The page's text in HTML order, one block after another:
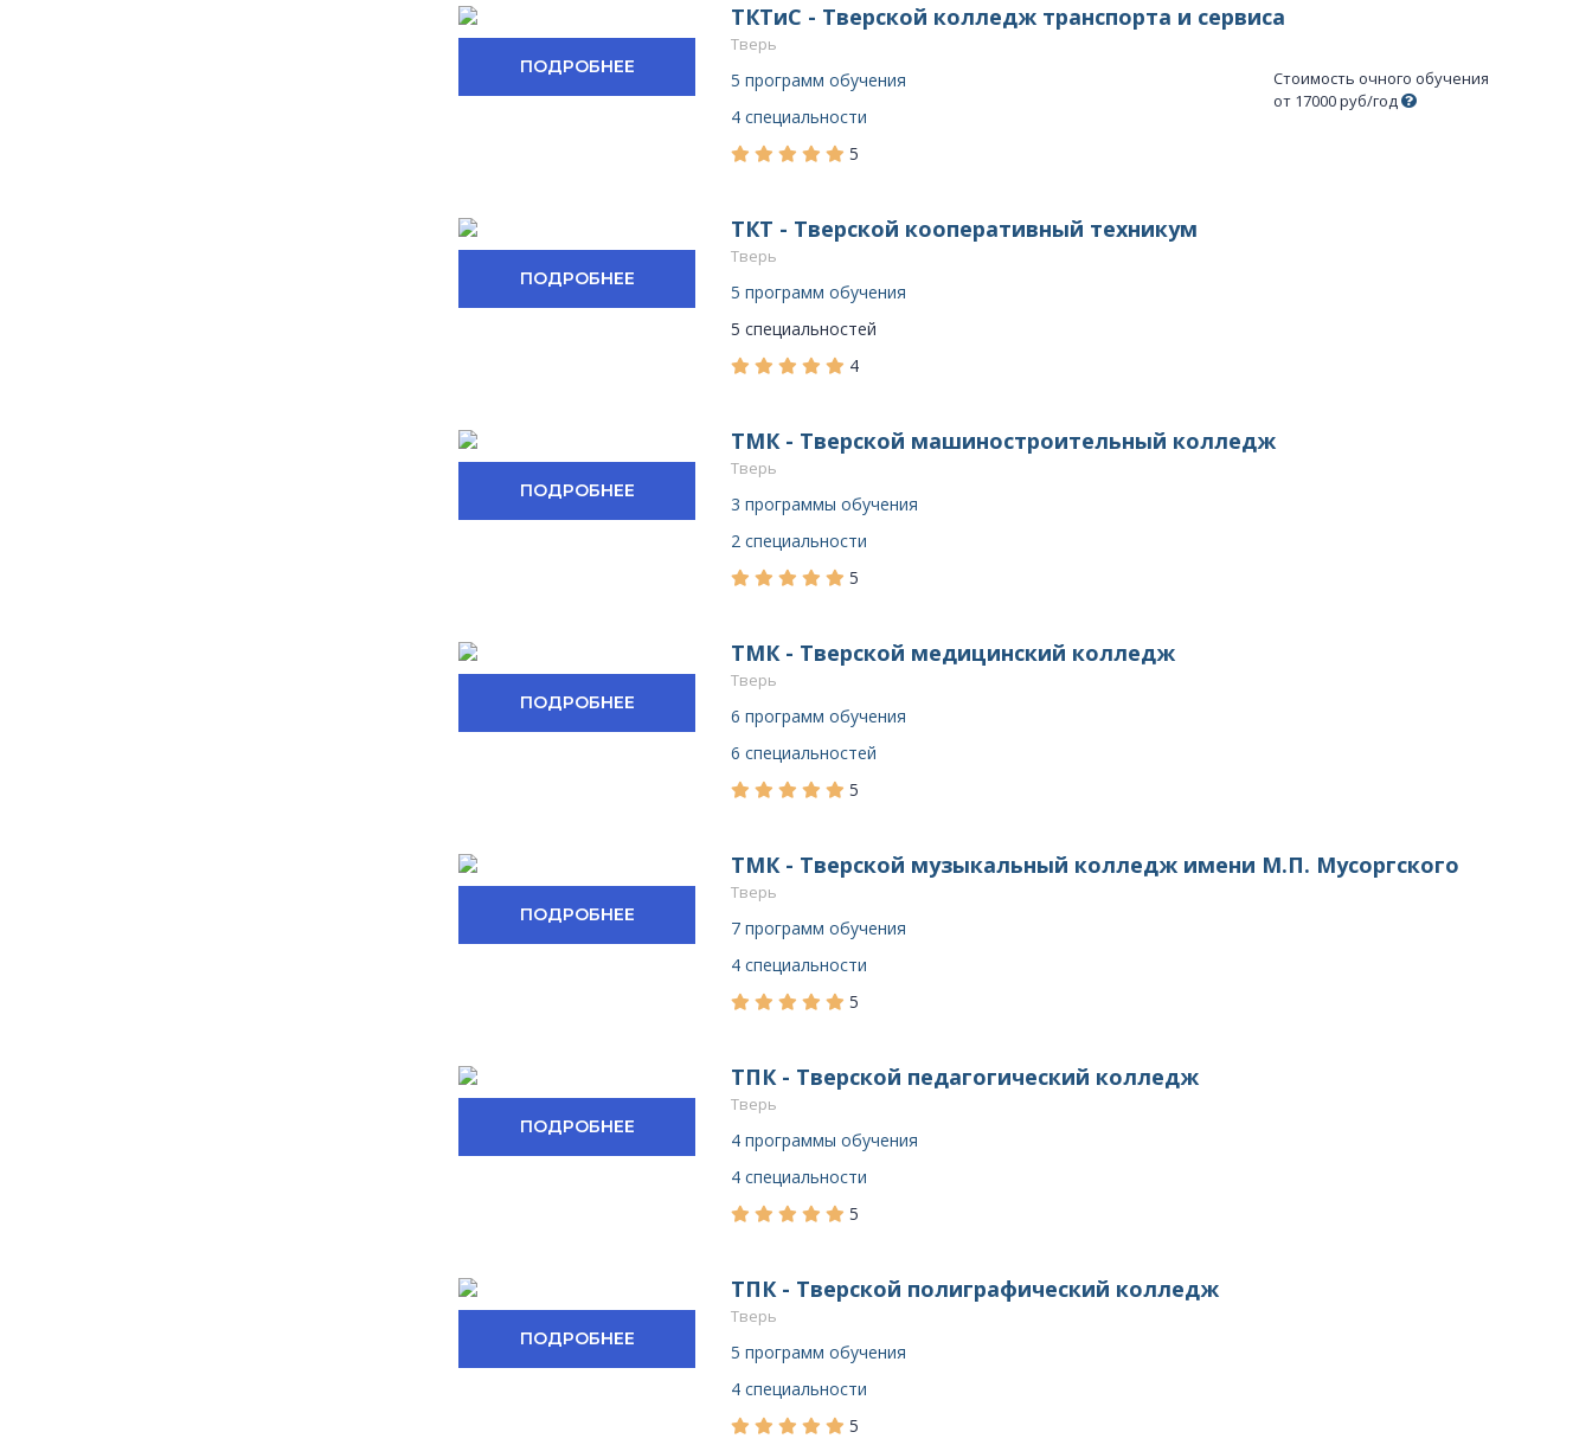
ПОДРОБНЕЕ
ТКТиС - Тверской колледж транспорта и сервиса
Тверь
5 программ обучения
4 специальности
5
Стоимость очного обучения
от 17000 руб/год
ПОДРОБНЕЕ
ТКТ - Тверской кооперативный техникум
Тверь
5 программ обучения
5 специальностей
4
ПОДРОБНЕЕ
ТМК - Тверской машиностроительный колледж
Тверь
3 программы обучения
2 специальности
5
ПОДРОБНЕЕ
ТМК - Тверской медицинский колледж
Тверь
6 программ обучения
6 специальностей
5
ПОДРОБНЕЕ
ТМК - Тверской музыкальный колледж имени М.П. Мусоргского
Тверь
7 программ обучения
4 специальности
5
ПОДРОБНЕЕ
ТПК - Тверской педагогический колледж
Тверь
4 программы обучения
4 специальности
5
ПОДРОБНЕЕ
ТПК - Тверской полиграфический колледж
Тверь
5 программ обучения
4 специальности
5